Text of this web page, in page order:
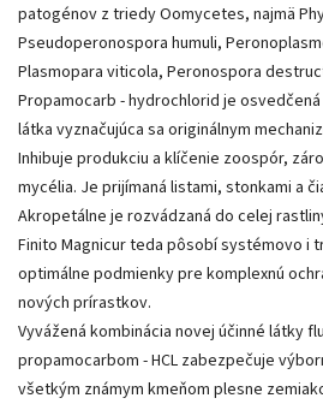
patogénov z triedy Oomycetes, najmä
Pseudoperonospora humuli,
Plasmopara viticola, Peronospora
Propamocarb - hydrochlorid je
látka vyznačujúca sa originálnym
Inhibuje produkciu a klíčenie zoospór,
mycélia. Je prijímaná listami, stonkami a
Akropetálne je rozvádzaná do celej
Finito Magnicur teda pôsobí systémovo i
optimálne podmienky pre komplexnú
nových prírastkov.
Vyvážená kombinácia novej účinné látky
propamocarbom - HCL zabezpečuje
všetkým známym kmeňom plesne